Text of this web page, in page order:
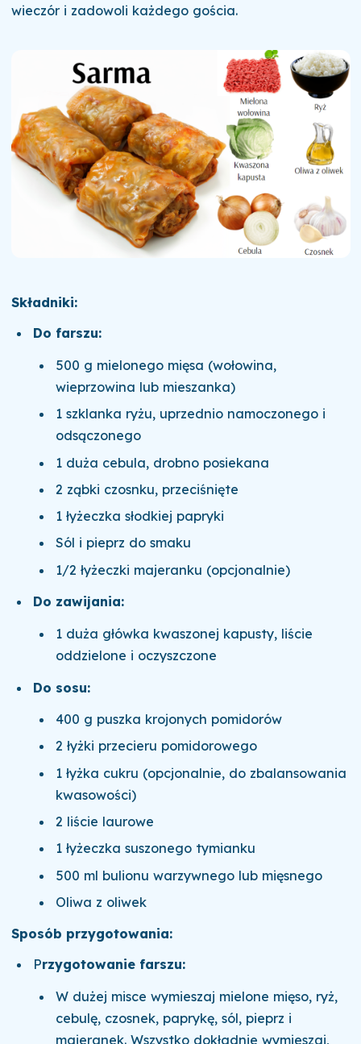
wieczór i zadowoli każdego gościa.
Składniki:
Do farszu:
500 g mielonego mięsa (wołowina,
wieprzowina lub mieszanka)
1 szklanka ryżu, uprzednio namoczonego i
odsączonego
1 duża cebula, drobno posiekana
2 ząbki czosnku, przeciśnięte
1 łyżeczka słodkiej papryki
Sól i pieprz do smaku
1/2 łyżeczki majeranku (opcjonalnie)
Do zawijania:
1 duża główka kwaszonej kapusty, liście
oddzielone i oczyszczone
Do sosu:
400 g puszka krojonych pomidorów
2 łyżki przecieru pomidorowego
1 łyżka cukru (opcjonalnie, do zbalansowania
kwasowości)
2 liście laurowe
1 łyżeczka suszonego tymianku
500 ml bulionu warzywnego lub mięsnego
Oliwa z oliwek
Sposób przygotowania:
Przygotowanie farszu:
W dużej misce wymieszaj mielone mięso, ryż,
cebulę, czosnek, paprykę, sól, pieprz i
majeranek. Wszystko dokładnie wymieszaj,